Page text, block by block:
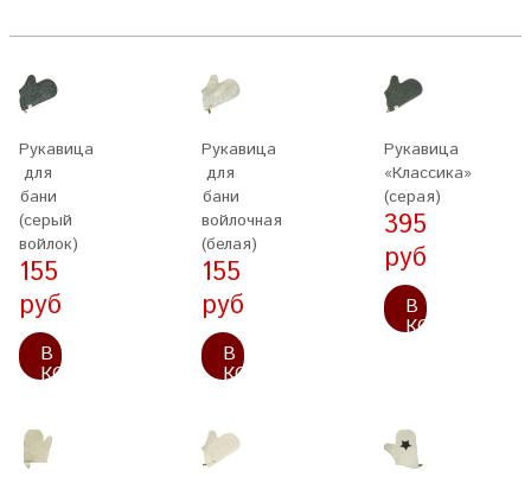
Рукавица
для
бани
(серый
войлок)
155
руб
В
КОРЗИНУ
Рукавица
для
бани
войлочная
(белая)
155
руб
В
КОРЗИНУ
Рукавица
«Классика»
(серая)
395
руб
В
КОРЗИНУ